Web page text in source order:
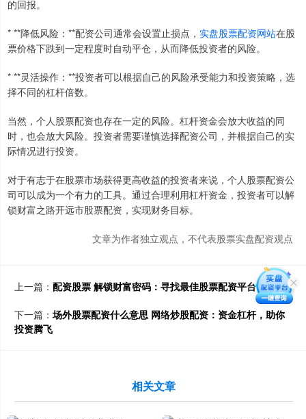
的回报。
* **降低风险：**配资公司通常会设置止损点， 实盘股票配资网站在股
票价格下跌到一定程度时自动平仓，从而降低投资者的风险。
* **灵活操作：**投资者可以根据自己的风险承受能力和投资策略，选
择不同的杠杆倍数。
当然，个人股票配资也存在一定的风险。杠杆资金会放大收益的同
时，也会放大风险。投资者需要谨慎选择配资公司，并根据自己的实
际情况进行投资。
对于有志于在股票市场获得更高收益的投资者来说，个人股票配资公
司可以成为一个有力的工具。通过合理利用杠杆资金，投资者可以解
锁财富之路开远市股票配资，实现财务目标。
文章为作者独立观点，不代表股票实盘配资观点
上一篇： 配资股票 解锁财富密码：寻找最佳股票配资平台
下一篇：场外股票配资什么意思 网络炒股配资：资金杠杆，助你
投资腾飞
相关文章